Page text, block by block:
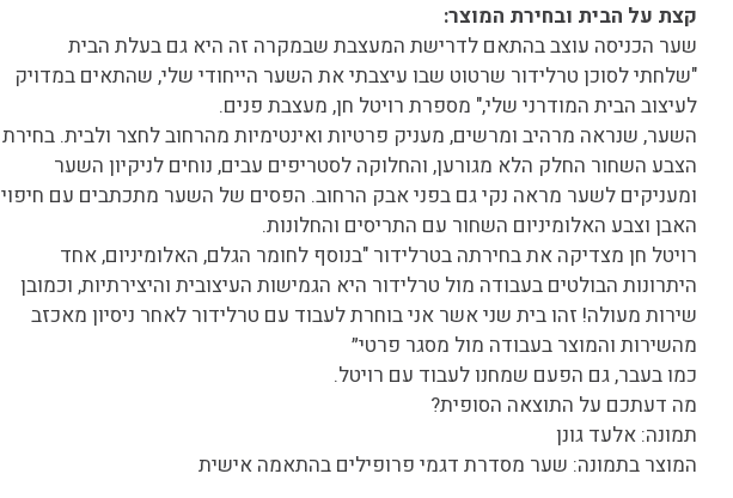
קצת על הבית ובחירת המוצר:
שער הכניסה עוצב בהתאם לדרישת המעצבת שבמקרה זה היא גם בעלת הבית
"שלחתי לסוכן טרלידור שרטוט שבו עיצבתי את השער הייחודי שלי, שהתאים במדויק
לעיצוב הבית המודרני שלי," מספרת רויטל חן, מעצבת פנים.
השער, שנראה מרהיב ומרשים, מעניק פרטיות ואינטימיות מהרחוב לחצר ולבית. בחירת
הצבע השחור החלק הלא מגורען, והחלוקה לסטריפים עבים, נוחים לניקיון השער
ומעניקים לשער מראה נקי גם בפני אבק הרחוב. הפסים של השער מתכתבים עם חיפוי
האבן וצבע האלומיניום השחור עם התריסים והחלונות.
רויטל חן מצדיקה את בחירתה בטרלידור "בנוסף לחומר הגלם, האלומיניום, אחד
היתרונות הבולטים בעבודה מול טרלידור היא הגמישות העיצובית והיצירתיות, וכמובן
שירות מעולה! זהו בית שני אשר אני בוחרת לעבוד עם טרלידור לאחר ניסיון מאכזב
מהשירות והמוצר בעבודה מול מסגר פרטי״
כמו בעבר, גם הפעם שמחנו לעבוד עם רויטל.
מה דעתכם על התוצאה הסופית?
תמונה: אלעד גונן
המוצר בתמונה: שער מסדרת דגמי פרופילים בהתאמה אישית